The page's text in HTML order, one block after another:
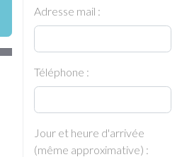
Adresse mail :
Téléphone :
Jour et heure d'arrivée
(même approximative) :